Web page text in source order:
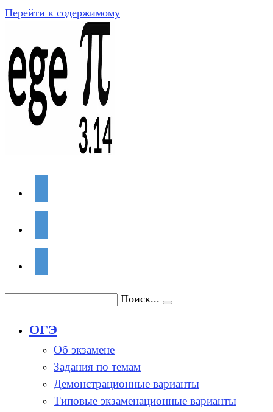
Перейти к содержимому
Поиск...
ОГЭ
Об экзамене
Задания по темам
Демонстрационные варианты
Типовые экзаменационные варианты